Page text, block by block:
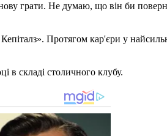
грати. Не думаю, що він би
Протягом кар'єри у
складі столичного клубу.